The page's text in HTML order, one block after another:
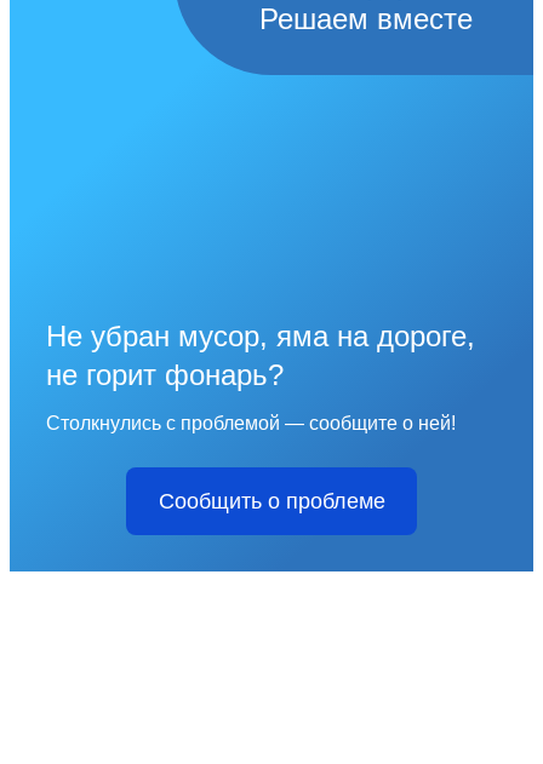
Решаем вместе
Не убран мусор, яма на дороге,
не горит фонарь?
Столкнулись с проблемой — сообщите о ней!
Сообщить о проблеме